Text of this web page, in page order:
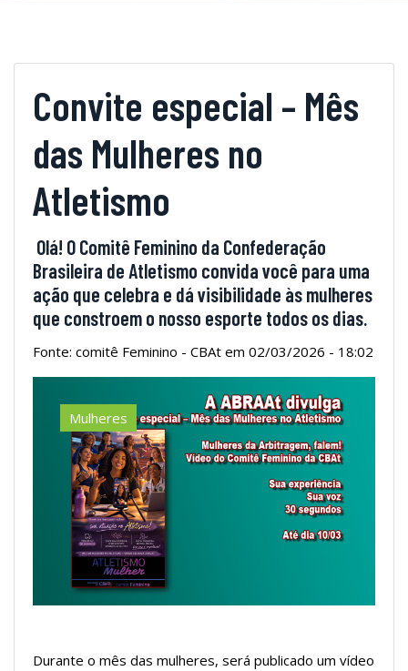
Convite especial – Mês
das Mulheres no
Atletismo
Olá! O Comitê Feminino da Confederação
Brasileira de Atletismo convida você para uma
ação que celebra e dá visibilidade às mulheres
que constroem o nosso esporte todos os dias.
Fonte: comitê Feminino - CBAt em 02/03/2026 - 18:02
Mulheres
Durante o mês das mulheres, será publicado um vídeo